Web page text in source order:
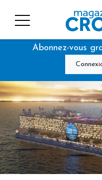
Abonnez-vous